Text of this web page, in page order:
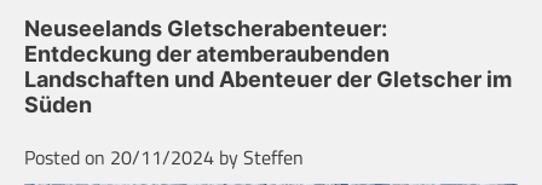
Neuseelands Gletscherabenteuer:
Entdeckung der atemberaubenden
Landschaften und Abenteuer der Gletscher im
Süden
Posted on 20/11/2024 bySteffen